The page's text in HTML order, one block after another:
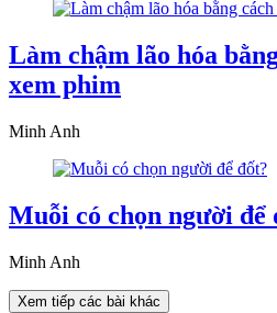
Làm chậm lão hóa
xem phim
Minh Anh
Muỗi có chọn người để
Minh Anh
Xem tiếp các bài khác